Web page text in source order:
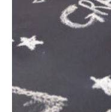
בעמוד
המוצר